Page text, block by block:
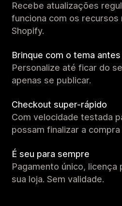
Recebe atualizações
funciona com os recursos
Shopify.
Brinque com o tema
Personalize até ficar do
apenas se publicar.
Checkout super-rápido
Com velocidade testada
possam finalizar a
É seu para sempre
Pagamento único, licença
sua loja. Sem validade.